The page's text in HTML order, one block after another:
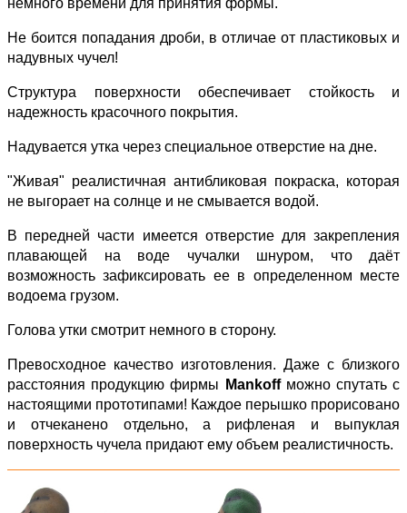
немного времени для принятия формы.
Не боится попадания дроби, в отличае от пластиковых и
надувных чучел!
Структура поверхности обеспечивает стойкость и
надежность красочного покрытия.
Надувается утка через специальное отверстие на дне.
"Живая" реалистичная антибликовая покраска, которая
не выгорает на солнце и не смывается водой.
В передней части имеется отверстие для закрепления
плавающей на воде чучалки шнуром, что даёт
возможность зафиксировать ее в определенном месте
водоема грузом.
Голова утки смотрит немного в сторону.
Превосходное качество изготовления. Даже с близкого
расстояния продукцию фирмы
Mankoff можно спутать с
настоящими прототипами! Каждое перышко прорисовано
и отчеканено отдельно, а рифленая и выпуклая
поверхность чучела придают ему объем реалистичность.